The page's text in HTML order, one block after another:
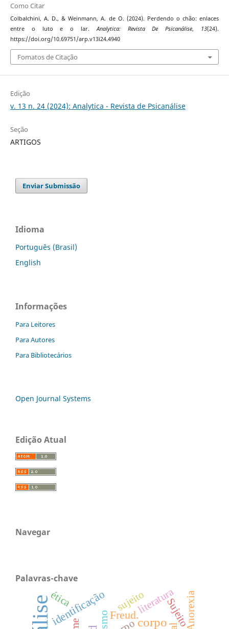
Como Citar
Colbalchini, A. D., & Weinmann, A. de O. (2024). Perdendo o chão: enlaces
entre o luto e o lar. Analytica: Revista De Psicanálise, 13(24).
https://doi.org/10.69751/arp.v13i24.4940
Fomatos de Citação
Edição
v. 13 n. 24 (2024): Analytica - Revista de Psicanálise
Seção
ARTIGOS
Enviar Submissão
Idioma
Português (Brasil)
English
Informações
Para Leitores
Para Autores
Para Bibliotecários
Open Journal Systems
Edição Atual
Navegar
Palavras-chave
corpo
identificação Freud.literaturaSujeito
sujeito
ética Anorexia